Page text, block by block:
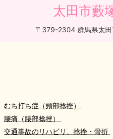
太田市藪
〒379-2304 群馬県太
むち打ち症（頸部捻挫）
腰痛（腰部捻挫）
交通事故のリハビリ、捻挫・骨折